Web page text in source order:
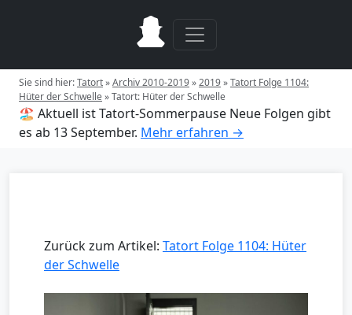
Sie sind hier:Tatort»Archiv 2010-2019»2019»Tatort Folge 1104:
Hüter der Schwelle»Tatort: Hüter der Schwelle
🏖️ Aktuell ist Tatort-Sommerpause Neue Folgen gibt
es ab 13 September. Mehr erfahren →
Zurück zum Artikel: Tatort Folge 1104: Hüter
der Schwelle